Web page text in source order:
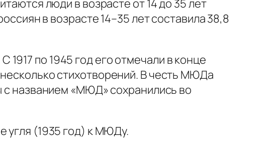
люди в возрасте от 14 до 35 лет
в возрасте 14–35 лет составила 38,8
по 1945 год его отмечали в конце
стихотворений. В честь МЮДа
с названием «МЮД» сохранились во
угля (1935 год) к МЮДу.